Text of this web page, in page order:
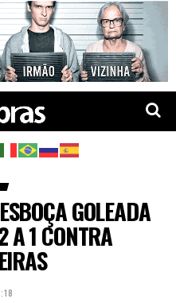
GOLEADA
A 1 CONTRA